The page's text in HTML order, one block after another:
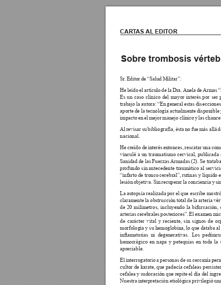
Sr. Editor de “Salud Militar”:
He leído el artículo de la Dra. Anela de Armas
Es un caso clínico del mayor interés por ser
trabajo la autora: “En general estas
aporte de la tecnología actualmente disponible
impacto en el mejor manejo clínico y las
Al revisar su bibliografía, ésta no fue más allá
nacional.
He creído de interés entonces, rescatar una
vinculé a un traumatismo cervical, publicada
Sanidad de las Fuerzas Armadas (2). Se
profundo sin antecedente traumático al
“infarto de tronco cerebral”, rutinas y líquido
lesión objetiva. Sin recuperar la conciencia y
La autopsia realizada por el que escribe
claramente la obstrucción total de la arteria
de 20 milímetros, incluyendo la bifurcación,
arterias cerebrales posteriores”. El examen
de carácter vital y reciente, sin signos de
morfología y su hemoglobina, lo que databa al
inﬂamatorias ni  degenerativas. Los
hemorrágico en napa y petequias en toda la
apreciable.
El interrogatorio a personas de su cercanía
cultor de karate, que padecía cefaleas
cefalea y sudoración que repite el día del
Nuestra interpretación etiológica privilegió
CARTAS AL EDITOR
Sobre trombosis